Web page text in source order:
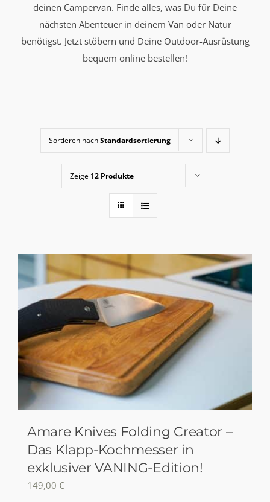
deinen Campervan. Finde alles, was Du für Deine
nächsten Abenteuer in deinem Van oder Natur
benötigst. Jetzt stöbern und Deine Outdoor-Ausrüstung
bequem online bestellen!
Sortieren nachStandardsortierung
Zeige 12 Produkte
Amare Knives Folding Creator –
Das Klapp-Kochmesser in
exklusiver VANING-Edition!
149,00 €